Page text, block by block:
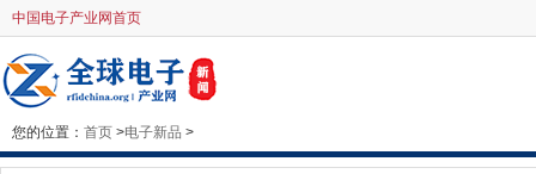
中国电子产业网首页
您的位置： 首页 >电子新品 >